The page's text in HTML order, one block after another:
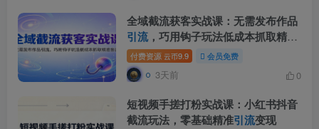
全域截流获客实战课：无需发布作品
引流，巧用钩子玩法低成本抓取精准
客源
付费资源 云币9.9 会员免费
3天前 0
短视频手搓打粉实战课：小红书抖音
截流玩法，零基础精准引流变现